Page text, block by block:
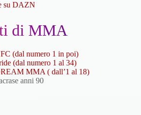
su DAZN
di MMA
(dal numero 1 in poi)
(dal numero 1 al 34)
MMA ( dall’1 al 18)
anni 90